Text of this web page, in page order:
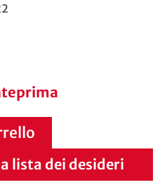
lista dei desideri